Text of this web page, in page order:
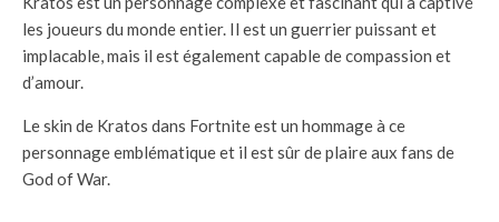
les joueurs du monde entier. Il est un guerrier puissant et
implacable, mais il est également capable de compassion et
d’amour.
Le skin de Kratos dans Fortnite est un hommage à ce
personnage emblématique et il est sûr de plaire aux fans de
God of War.